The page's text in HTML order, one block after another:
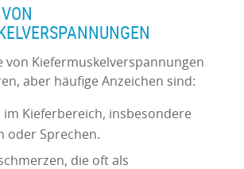
von Kiefermuskelverspannungen
aber häufige Anzeichen sind:
im Kieferbereich, insbesondere
oder Sprechen.
die oft als